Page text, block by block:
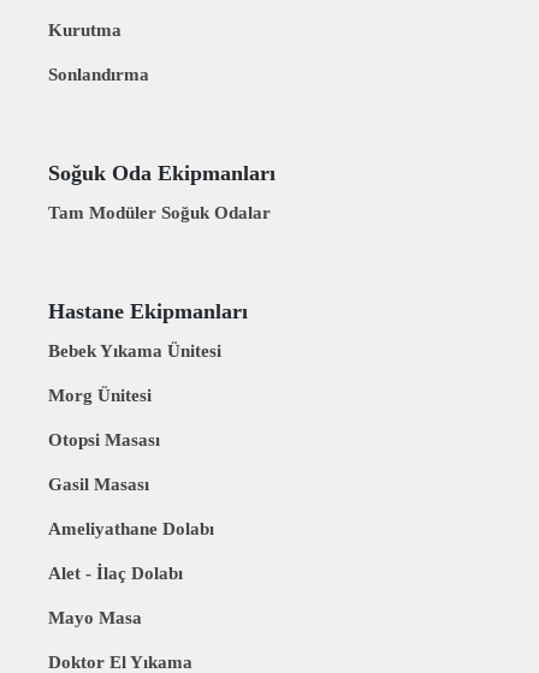
Kurutma
Sonlandırma
Soğuk Oda Ekipmanları
Tam Modüler Soğuk Odalar
Hastane Ekipmanları
Bebek Yıkama Ünitesi
Morg Ünitesi
Otopsi Masası
Gasil Masası
Ameliyathane Dolabı
Alet - İlaç Dolabı
Mayo Masa
Doktor El Yıkama